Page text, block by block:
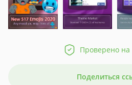
Проверено на
Поделиться